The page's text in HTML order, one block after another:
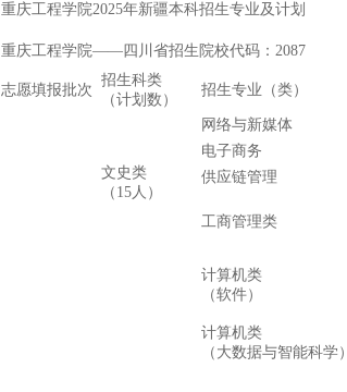
重庆工程学院2025年新疆本科招生专业及计划
重庆工程学院——四川省招生院校代码：2087
志愿填报批次
招生科类
（计划数）
招生专业（类）
文史类
（15人）
网络与新媒体
电子商务
供应链管理
工商管理类
计算机类
（软件）
计算机类
（大数据与智能科学）